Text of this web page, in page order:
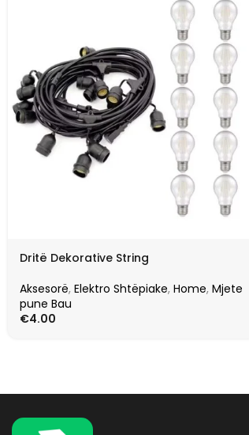
Dritë Dekorative String
Aksesorë, Elektro Shtëpiake, Home, Mjete
pune Bau
€4.00